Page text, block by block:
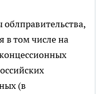
в том числе на
(в